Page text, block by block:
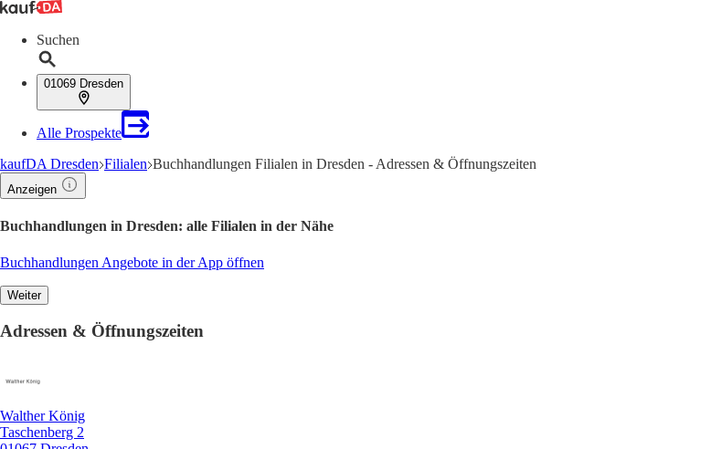
Suchen
01069 Dresden
Alle Prospekte
kaufDA Dresden Filialen Buchhandlungen Filialen in Dresden - Adressen & Öffnungszeiten
Anzeigen
Buchhandlungen in Dresden: alle Filialen in der Nähe
Buchhandlungen Angebote in der App öffnen
Weiter
Adressen & Öffnungszeiten
Walther König
Taschenberg 2